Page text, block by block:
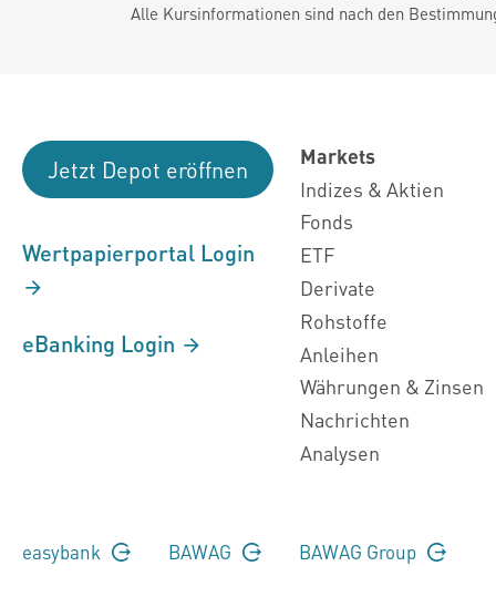
Alle Kursinformationen sind nach den
Jetzt Depot eröffnen
Wertpapierportal Login
eBanking Login
Markets
Indizes & Aktien
Fonds
ETF
Derivate
Rohstoffe
Anleihen
Währungen & Zinsen
Nachrichten
Analysen
easybank BAWAG BAWAG Group